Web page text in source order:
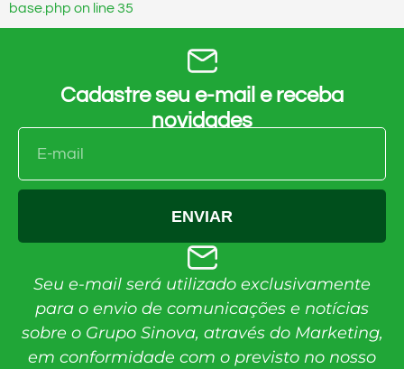
base.php on line 35
Cadastre seu e-mail e receba
novidades
ENVIAR
Seu e-mail será utilizado exclusivamente
para o envio de comunicações e notícias
sobre o Grupo Sinova, através do Marketing,
em conformidade com o previsto no nosso